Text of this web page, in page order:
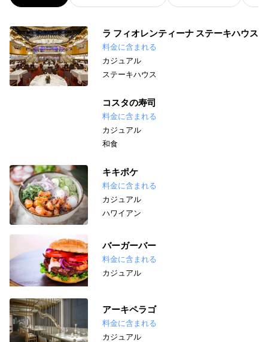
ラ フィオレンティーナ ステーキハウス
料金に含まれる
カジュアル
ステーキハウス
コスタの寿司
料金に含まれる
カジュアル
和食
キキポケ
料金に含まれる
カジュアル
ハワイアン
バーガーバー
料金に含まれる
カジュアル
アーキペラゴ
料金に含まれる
カジュアル